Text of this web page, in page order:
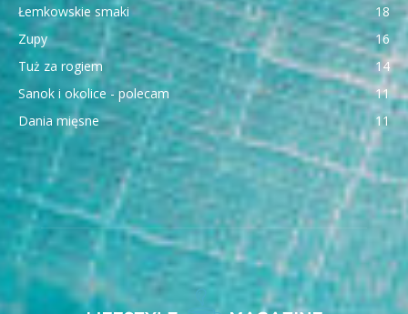
Łemkowskie smaki
18
Zupy
16
Tuż za rogiem
14
Sanok i okolice - polecam
11
Dania mięsne
11